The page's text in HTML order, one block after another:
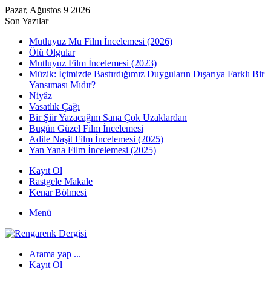
Pazar, Ağustos 9 2026
Son Yazılar
Mutluyuz Mu Film İncelemesi (2026)
Ölü Olgular
Mutluyuz Film İncelemesi (2023)
Müzik: İçimizde Bastırdığımız Duyguların Dışarıya Farklı Bir
Yansıması Mıdır?
Niyâz
Vasatlık Çağı
Bir Şiir Yazacağım Sana Çok Uzaklardan
Bugün Güzel Film İncelemesi
Adile Naşit Film İncelemesi (2025)
Yan Yana Film İncelemesi (2025)
Kayıt Ol
Rastgele Makale
Kenar Bölmesi
Menü
Arama yap ...
Kayıt Ol